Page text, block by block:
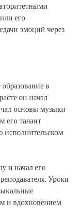
его
эмоций через
в
он начал
основы музыки
его талант
исполнительском
и начал его
Уроки
и вдохновением